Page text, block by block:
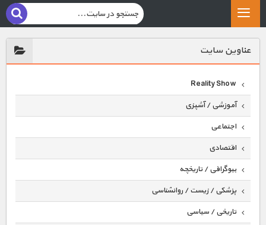
عناوين سايت
Reality Show
آموزشی / آشپزی
اجتماعی
اقتصادی
بیوگرافی / تاریخچه
پزشکی / زیست / روانشناسی
تاریخی / سیاسی